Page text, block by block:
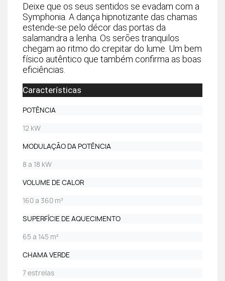
Deixe que os seus sentidos se evadam com a
Symphonia. A dança hipnotizante das chamas
estende-se pelo décor das portas da
salamandra a lenha. Os serões tranquilos
chegam ao ritmo do crepitar do lume. Um bem
físico autêntico que também confirma as boas
eficiências.
Características
POTÊNCIA
12 kW
MODULAÇÃO DA POTÊNCIA
8 a 18 kW
VOLUME DE CALOR
160 a 360 m³
SUPERFÍCIE DE AQUECIMENTO
65 a 145 m²
CHAMA VERDE
7 estrelas